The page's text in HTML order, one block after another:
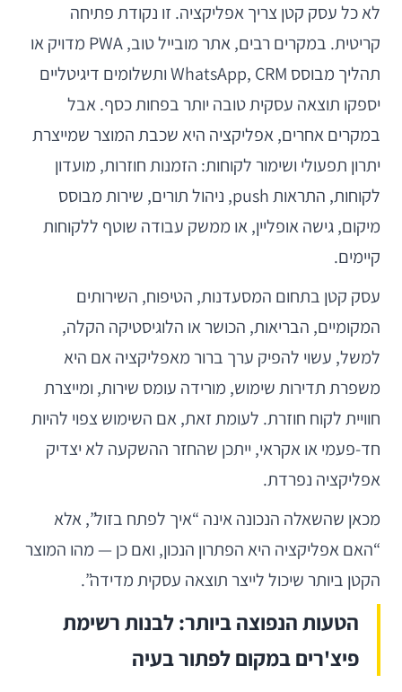
לא כל עסק קטן צריך אפליקציה. זו נקודת פתיחה
קריטית. במקרים רבים, אתר מובייל טוב, PWA מדויק או
תהליך מבוסס WhatsApp, CRM ותשלומים דיגיטליים
יספקו תוצאה עסקית טובה יותר בפחות כסף. אבל
במקרים אחרים, אפליקציה היא שכבת המוצר שמייצרת
יתרון תפעולי ושימור לקוחות: הזמנות חוזרות, מועדון
לקוחות, התראות push, ניהול תורים, שירות מבוסס
מיקום, גישה אופליין, או ממשק עבודה שוטף ללקוחות
קיימים.
עסק קטן בתחום המסעדנות, הטיפוח, השירותים
המקומיים, הבריאות, הכושר או הלוגיסטיקה הקלה,
למשל, עשוי להפיק ערך ברור מאפליקציה אם היא
משפרת תדירות שימוש, מורידה עומס שירות, ומייצרת
חוויית לקוח חוזרת. לעומת זאת, אם השימוש צפוי להיות
חד-פעמי או אקראי, ייתכן שהחזר ההשקעה לא יצדיק
אפליקציה נפרדת.
מכאן שהשאלה הנכונה אינה “איך לפתח בזול”, אלא
“האם אפליקציה היא הפתרון הנכון, ואם כן — מהו המוצר
הקטן ביותר שיכול לייצר תוצאה עסקית מדידה”.
הטעות הנפוצה ביותר: לבנות רשימת
פיצ'רים במקום לפתור בעיה